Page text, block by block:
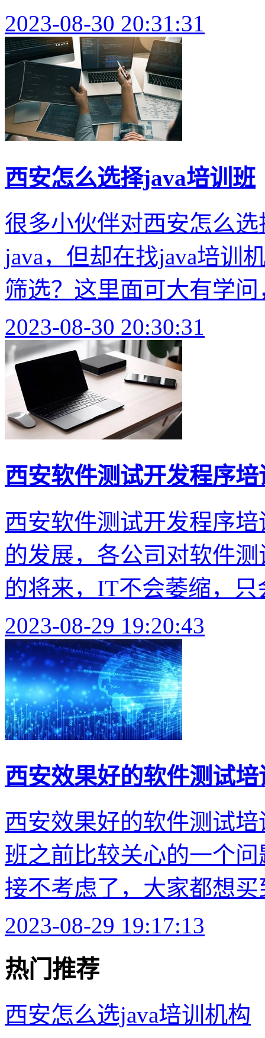
2023-08-30 20:31:31
西安怎么选择java培训班
很多小伙伴对西安怎么
java，但却在找java培训
筛选？这里面可大有学
2023-08-30 20:30:31
西安软件测试开发程序
西安软件测试开发程序
的发展，各公司对软件
的将来，IT不会萎缩，
2023-08-29 19:20:43
西安效果好的软件测试
西安效果好的软件测试
班之前比较关心的一个
接不考虑了，大家都想
2023-08-29 19:17:13
热门推荐
西安怎么选java培训机构